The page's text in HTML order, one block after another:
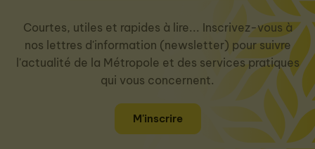
Courtes, utiles et rapides à lire... Inscrivez-vous à
nos lettres d'information (newsletter) pour suivre
l'actualité de la Métropole et des services pratiques
qui vous concernent.
M'inscrire